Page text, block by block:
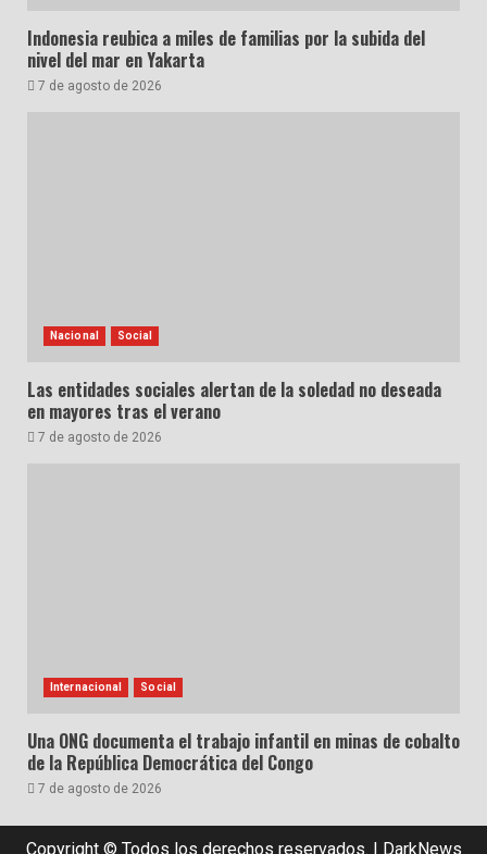
Indonesia reubica a miles de familias por la subida del
nivel del mar en Yakarta
7 de agosto de 2026
Nacional Social
Las entidades sociales alertan de la soledad no deseada
en mayores tras el verano
7 de agosto de 2026
Internacional Social
Una ONG documenta el trabajo infantil en minas de cobalto
de la República Democrática del Congo
7 de agosto de 2026
Copyright © Todos los derechos reservados. | DarkNews